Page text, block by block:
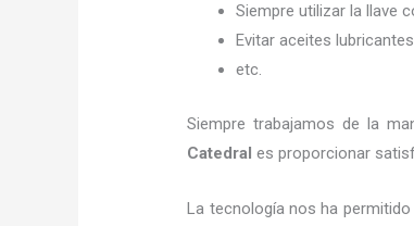
Siempre utilizar la llave
Evitar aceites lubricantes
etc.
Siempre trabajamos de la
Catedral es proporcionar
La tecnología nos ha